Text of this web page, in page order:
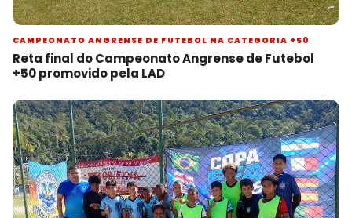
CAMPEONATO ANGRENSE DE FUTEBOL NA CATEGORIA +50
Reta final do Campeonato Angrense de Futebol
+50 promovido pela LAD